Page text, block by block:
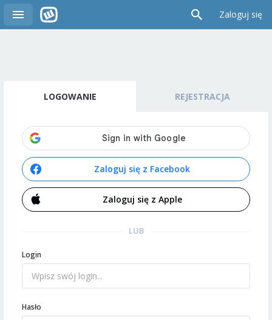
Zaloguj się
LOGOWANIE REJESTRACJA
Zaloguj się z Facebook
Zaloguj się z Apple
LUB
Login
Hasło